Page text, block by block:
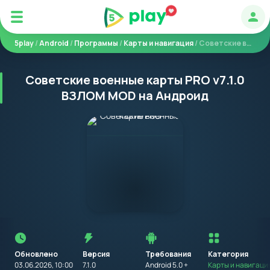
5play/Android /Программы /Карты и навигация/ Советские военные карты PRO
Советские военные карты PRO v7.1.0
ВЗЛОМ MOD на Андроид
Обновлено
03.06.2026, 10:00
Версия
7.1.0
Требования
Android 5.0 +
установкой
приложения
на
устройство
Категория
Карты и